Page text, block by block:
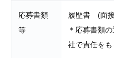
応募書類
等
履歴書 (面
＊応募書類
社で責任を